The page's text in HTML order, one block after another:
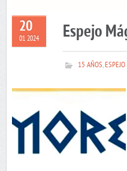
20
01 2024 Espejo
15 AÑOS,